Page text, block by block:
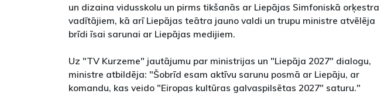
un dizaina vidusskolu un pirms tikšanās ar Liepājas Simfoniskā orķestra
vadītājiem, kā arī Liepājas teātra jauno valdi un trupu ministre atvēlēja
brīdi īsai sarunai ar Liepājas medijiem.
Uz "TV Kurzeme" jautājumu par ministrijas un "Liepāja 2027" dialogu,
ministre atbildēja: "Šobrīd esam aktīvu sarunu posmā ar Liepāju, ar
komandu, kas veido "Eiropas kultūras galvaspilsētas 2027" saturu."